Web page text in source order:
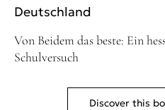
Deutschland
Von Beidem das beste: Ein
Schulversuch
Discover this